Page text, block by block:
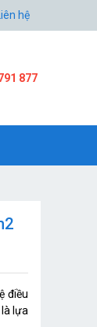
Liên hệ
877
điều
lựa